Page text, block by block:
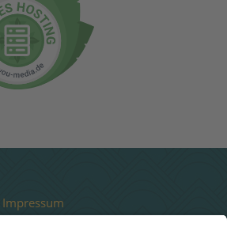
Impressum